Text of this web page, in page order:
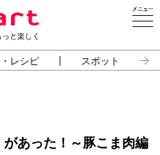
と楽しく
レシピ スポット
あった！～豚こま肉編